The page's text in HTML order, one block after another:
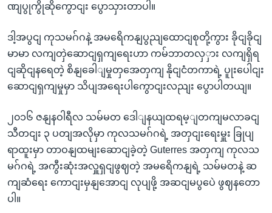
ဏျပွုကွိုဆိုကွောငျး ပွောသှားတာပါ။
ဒါ့အပွငျ ကုသမဂ်ဂနဲ့ အမရေိကနျပွညျထောငျစုတို့ကွား ခိုငျခိုငျ
မာမာ လကျတှဲဆောငျရှကျရေးဟာ ကမ်ဘာတလှှား လကျရှိရ
ငျဆိုငျနရေတဲ့ စိနျခေါျမှုတှအေတှကျ နိုငျငံတကာရဲ့ ပူုးပေါငျး
ဆောငျရှကျမှုမှာ သိပျအရေးပါကွောငျးလညျး ပွောပါတယျ။
၂၀၁၆ ဇနျနဝါရီလ သမ်မတ ဒေါျနယျထရမ့ျတကျမလာခငျ
သီတငျး ၃ ပတျအလိုမှာ ကုလသမဂ်ဂရဲ့ အတှငျးရေးမှူး ခြုပျ
ရာထူးမှာ တာဝနျထမျးဆောငျခဲ့တဲ့ Guterres အတှကျ ကုလသ
မဂ်ဂရဲ့ အကွီးဆုံးအလှူရှငျဖွဈတဲ့ အမရေိကနျရဲ့ သမ်မတနဲ့ ဆ
ကျဆံရေး ကောငျးမှနျအောငျ လုပျဖို့ အဆငျမပွပေဲ ဖွဈနတော
ပါ။